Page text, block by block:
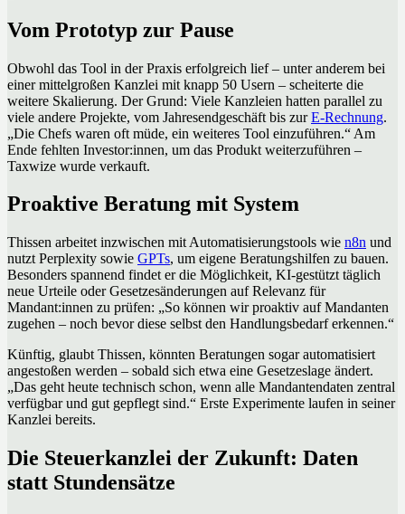
Vom Prototyp zur Pause
Obwohl das Tool in der Praxis erfolgreich lief – unter anderem bei
einer mittelgroßen Kanzlei mit knapp 50 Usern – scheiterte die
weitere Skalierung. Der Grund: Viele Kanzleien hatten parallel zu
viele andere Projekte, vom Jahresendgeschäft bis zurE-Rechnung.
„Die Chefs waren oft müde, ein weiteres Tool einzuführen.“ Am
Ende fehlten Investor:innen, um das Produkt weiterzuführen –
Taxwize wurde verkauft.
Proaktive Beratung mit System
Thissen arbeitet inzwischen mit Automatisierungstools wie n8n und
nutzt Perplexity sowie GPTs, um eigene Beratungshilfen zu bauen.
Besonders spannend findet er die Möglichkeit, KI-gestützt täglich
neue Urteile oder Gesetzesänderungen auf Relevanz für
Mandant:innen zu prüfen: „So können wir proaktiv auf Mandanten
zugehen – noch bevor diese selbst den Handlungsbedarf erkennen.“
Künftig, glaubt Thissen, könnten Beratungen sogar automatisiert
angestoßen werden – sobald sich etwa eine Gesetzeslage ändert.
„Das geht heute technisch schon, wenn alle Mandantendaten zentral
verfügbar und gut gepflegt sind.“ Erste Experimente laufen in seiner
Kanzlei bereits.
Die Steuerkanzlei der Zukunft: Daten
statt Stundensätze